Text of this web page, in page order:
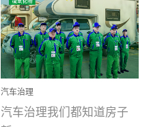
液，具备杀死人体冠状病
毒的功效，杀菌率
99.99%。相对于传统消毒
液来说，无...
汽车治理
汽车治理我们都知道房子